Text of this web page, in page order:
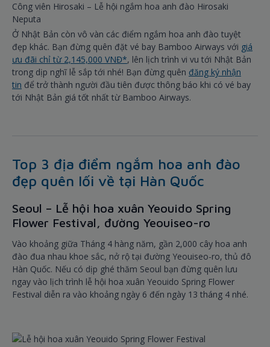
Công viên Hirosaki – Lễ hội ngắm hoa anh đào Hirosaki
Neputa
Ở Nhật Bản còn vô vàn các điểm ngắm hoa anh đào tuyệt
đẹp khác. Bạn đừng quên đặt vé bay Bamboo Airways với giá
ưu đãi chỉ từ 2,145,000 VNĐ*, lên lịch trình vi vu tới Nhật Bản
trong dịp nghĩ lễ sắp tới nhé! Bạn đừng quên đăng ký nhận
tin để trở thành người đầu tiên được thông báo khi có vé bay
tới Nhật Bản giá tốt nhất từ Bamboo Airways.
Top 3 địa điểm ngắm hoa anh đào
đẹp quên lối về tại Hàn Quốc
Seoul – Lễ hội hoa xuân Yeouido Spring
Flower Festival, đường Yeouiseo-ro
Vào khoảng giữa Tháng 4 hàng năm, gần 2,000 cây hoa anh
đào đua nhau khoe sắc, nở rộ tại đường Yeouiseo-ro, thủ đô
Hàn Quốc. Nếu có dịp ghé thăm Seoul bạn đừng quên lưu
ngay vào lịch trình lễ hội hoa xuân Yeouido Spring Flower
Festival diễn ra vào khoảng ngày 6 đến ngày 13 tháng 4 nhé.